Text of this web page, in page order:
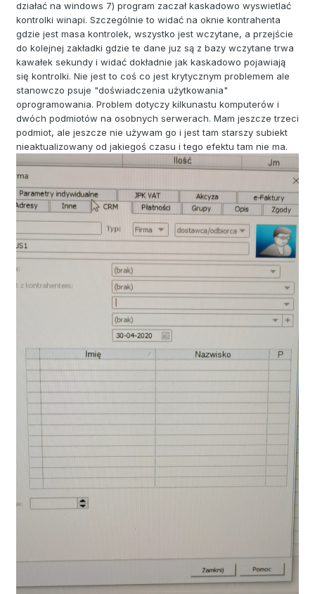
działać na windows 7) program zaczał kaskadowo wyswietlać
kontrolki winapi. Szczególnie to widać na oknie kontrahenta
gdzie jest masa kontrolek, wszystko jest wczytane, a przejście
do kolejnej zakładki gdzie te dane juz są z bazy wczytane trwa
kawałek sekundy i widać dokładnie jak kaskadowo pojawiają
się kontrolki. Nie jest to coś co jest krytycznym problemem ale
stanowczo psuje "doświadczenia użytkowania"
oprogramowania. Problem dotyczy kilkunastu komputerów i
dwóch podmiotów na osobnych serwerach. Mam jeszcze trzeci
podmiot, ale jeszcze nie używam go i jest tam starszy subiekt
nieaktualizowany od jakiegoś czasu i tego efektu tam nie ma.